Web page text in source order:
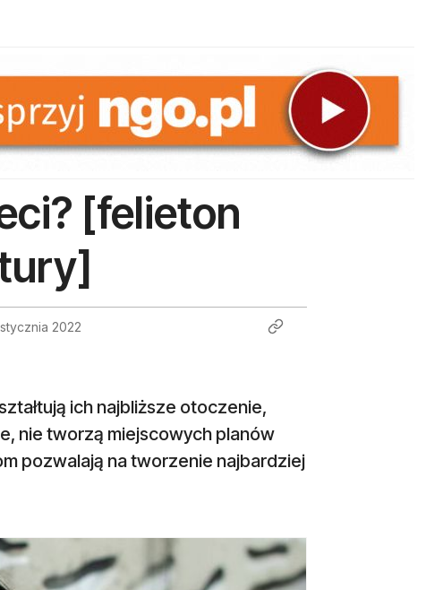
[felieton
2022
ich najbliższe otoczenie,
nie tworzą miejscowych planów
pozwalają na tworzenie najbardziej